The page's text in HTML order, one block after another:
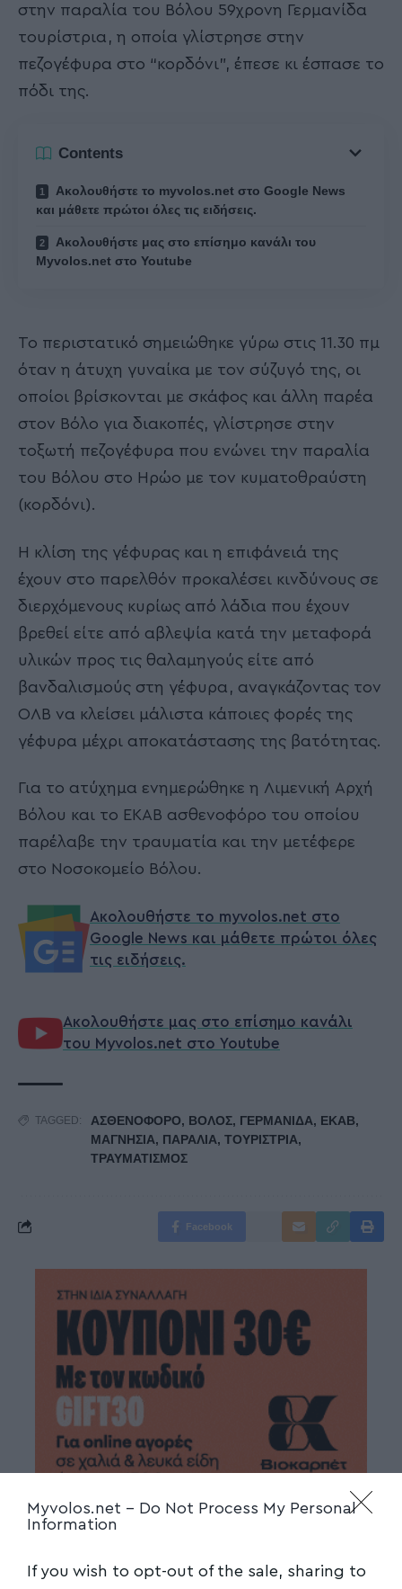
Myvolos.net - Do Not Process My Personal
Information
If you wish to opt-out of the sale, sharing to
στην παραλία του Βόλου 59χρονη Γερμανίδα
τουρίστρια, η οποία γλίστρησε στην
πεζογέφυρα στο “κορδόνι”, έπεσε κι έσπασε το
πόδι της.
Contents
Ακολουθήστε το myvolos.net στο Google News
και μάθετε πρώτοι όλες τις ειδήσεις.
Ακολουθήστε μας στο επίσημο κανάλι του
Myvolos.net στο Youtube
Το περιστατικό σημειώθηκε γύρω στις 11.30 πμ
όταν η άτυχη γυναίκα με τον σύζυγό της, οι
οποίοι βρίσκονται με σκάφος και άλλη παρέα
στον Βόλο για διακοπές, γλίστρησε στην
τοξωτή πεζογέφυρα που ενώνει την παραλία
του Βόλου στο Ηρώο με τον κυματοθραύστη
(κορδόνι).
Η κλίση της γέφυρας και η επιφάνειά της
έχουν στο παρελθόν προκαλέσει κινδύνους σε
διερχόμενους κυρίως από λάδια που έχουν
βρεθεί είτε από αβλεψία κατά την μεταφορά
υλικών προς τις θαλαμηγούς είτε από
βανδαλισμούς στη γέφυρα, αναγκάζοντας τον
ΟΛΒ να κλείσει μάλιστα κάποιες φορές της
γέφυρα μέχρι αποκατάστασης της βατότητας.
Για το ατύχημα ενημερώθηκε η Λιμενική Αρχή
Βόλου και το ΕΚΑΒ ασθενοφόρο του οποίου
παρέλαβε την τραυματία και την μετέφερε
στο Νοσοκομείο Βόλου.
Ακολουθήστε το myvolos.net στο
Google News και μάθετε πρώτοι όλες
τις ειδήσεις.
Ακολουθήστε μας στο επίσημο κανάλι
του Myvolos.net στο Youtube
TAGGED: ΑΣΘΕΝΟΦΟΡΟ, ΒΟΛΟΣ, ΓΕΡΜΑΝΙΔΑ, ΕΚΑΒ,
ΜΑΓΝΗΣΙΑ, ΠΑΡΑΛΙΑ, ΤΟΥΡΙΣΤΡΙΑ,
ΤΡΑΥΜΑΤΙΣΜΟΣ
Facebook